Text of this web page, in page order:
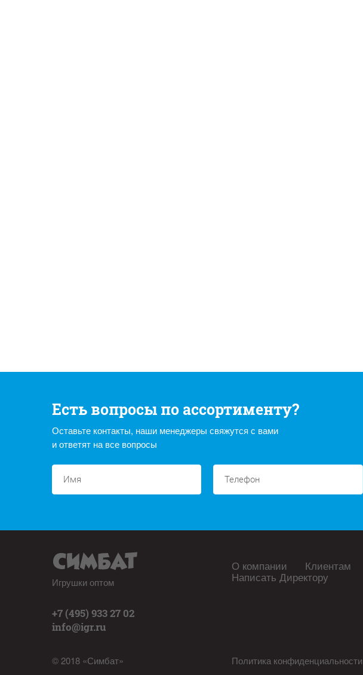
Есть вопросы по ассортименту?
Оставьте контакты, наши менеджеры свяжутся с вами
и ответят на все вопросы
Игрушки оптом
+7 (495) 933 27 02
info@igr.ru
© 2018 «Симбат»
О компании Клиентам
Написать Директору
Политика конфиденциальности